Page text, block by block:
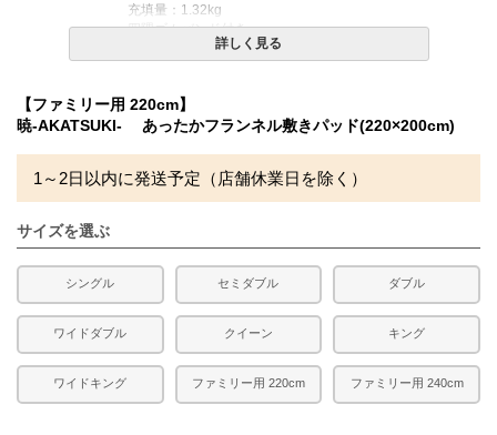
充填量：1.32kg
四隅ゴムバンド付き
キルト：直線キルト
送料 無料
備考
・配達日指定ＯＫ！
※北海道・沖縄・離島等一部地域へのお届けは別途送料が
※できる限り実際の色を再現するよう心がけております
が、閲覧環境により誤差がでる場合がございますのでご了
詳しく見る
【ファミリー用 220cm】
暁-AKATSUKI- あったかフランネル敷きパッド(220×200cm)
1～2日以内に発送予定（店舗休業日を除く）
サイズを選ぶ
シングル セミダブル ダブル
ワイドダブル クイーン キング
ワイドキング ファミリー用 220cm ファミリー用 240cm